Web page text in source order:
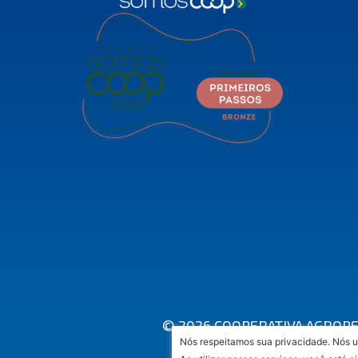
Nós respeitamos sua privacidade. Nós
© 2026 COOPERATIVA